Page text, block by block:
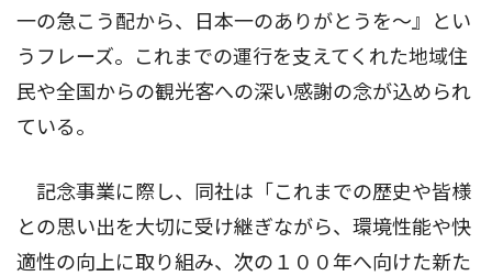
一の急こう配から、日本一のありがとうを〜』とい
うフレーズ。これまでの運行を支えてくれた地域住
民や全国からの観光客への深い感謝の念が込められ
ている。
記念事業に際し、同社は「これまでの歴史や皆様
との思い出を大切に受け継ぎながら、環境性能や快
適性の向上に取り組み、次の１００年へ向けた新た